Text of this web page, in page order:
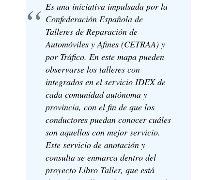
Es una iniciativa impulsada por la
Confederación Española de
Talleres de Reparación de
Automóviles y Afines (CETRAA) y
por Tráfico. En este mapa pueden
observarse los talleres con
integrados en el servicio IDEX de
cada comunidad autónoma y
provincia, con el fin de que los
conductores puedan conocer cuáles
son aquellos con mejor servicio.
Este servicio de anotación y
consulta se enmarca dentro del
proyecto Libro Taller, que está